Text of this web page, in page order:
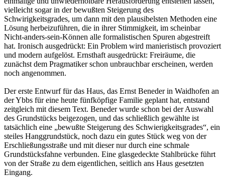
vielleicht sogar in der bewußten Steigerung des
Schwirigkeitsgrades, um dann mit den plausibelsten Methoden eine
Lösung herbeizuführen, die in ihrer Stimmigkeit, im scheinbar
Nicht-anders-sein-Können alle formalistischen Spuren abgestreift
hat. Ironisch ausgedrückt: Ein Problem wird manieristisch provoziert
und modern aufgelöst. Ernsthaft ausgedrückt: Freiräume, die
zunächst dem Pragmatiker schon unbrauchbar erscheinen, werden
noch angenommen.
Der erste Entwurf für das Haus, das Ernst Beneder in Waidhofen an
der Ybbs für eine heute fünfköpfige Familie geplant hat, entstand
zeitgleich mit diesem Text. Beneder wurde schon bei der Auswahl
des Grundstücks beigezogen, und das schließlich gewählte ist
tatsächlich eine „bewußte Steigerung des Schwierigkeitsgrades“, ein
steiles Hanggrundstück, noch dazu ein gutes Stück weg von der
Erschließungsstraße und mit dieser nur durch eine schmale
Grundstücksfahne verbunden. Eine glasgedeckte Stahlbrücke führt
von der Straße zu dem eigentlichen, seitlich ans Haus gesetzten
Eingang.